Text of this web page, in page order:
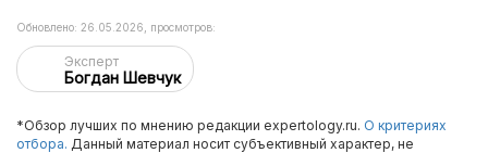
Эксперт
Богдан Шевчук
Обновлено: 26.05.2026, просмотров:
*Обзор лучших по мнению редакции expertology.ru. О критериях
отбора. Данный материал носит субъективный характер, не